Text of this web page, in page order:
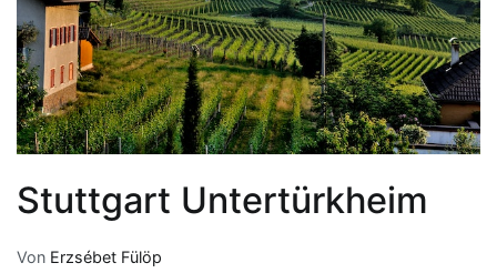
Stuttgart Untertürkheim
Von Erzsébet Fülöp